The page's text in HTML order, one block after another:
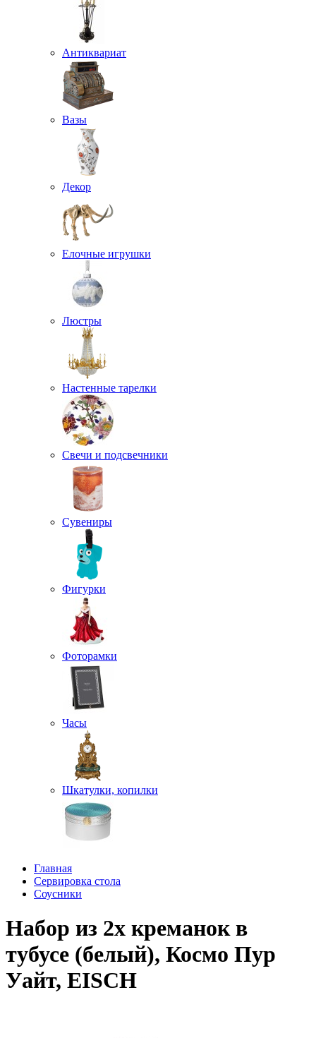
Антиквариат
Вазы
Декор
Елочные игрушки
Люстры
Настенные тарелки
Свечи и подсвечники
Сувениры
Фигурки
Фоторамки
Часы
Шкатулки, копилки
Главная
Сервировка стола
Соусники
Набор из 2х креманок в
тубусе (белый), Космо Пур
Уайт, EISCH